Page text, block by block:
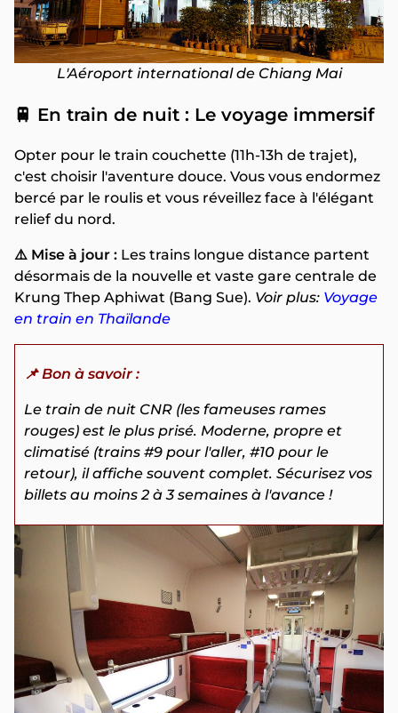
L'Aéroport international de Chiang Mai
🚆 En train de nuit : Le voyage immersif
Opter pour le train couchette (11h-13h de trajet),
c'est choisir l'aventure douce. Vous vous endormez
bercé par le roulis et vous réveillez face à l'élégant
relief du nord.
⚠️ Mise à jour : Les trains longue distance partent
désormais de la nouvelle et vaste gare centrale de
Krung Thep Aphiwat (Bang Sue). Voir plus: Voyage
en train en Thaïlande
📌 Bon à savoir :
Le train de nuit CNR (les fameuses rames
rouges) est le plus prisé. Moderne, propre et
climatisé (trains #9 pour l'aller, #10 pour le
retour), il affiche souvent complet. Sécurisez vos
billets au moins 2 à 3 semaines à l'avance !